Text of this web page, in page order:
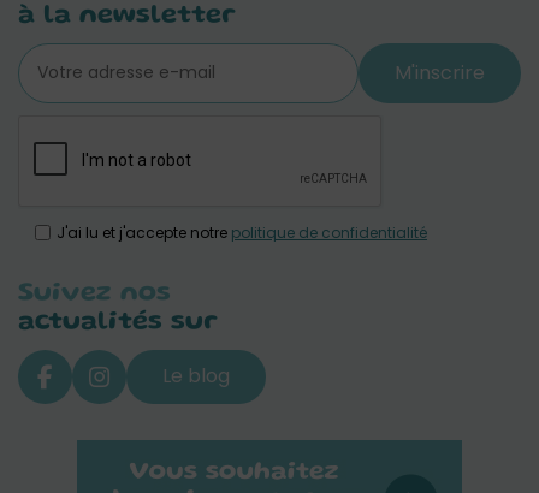
à la newsletter
M'inscrire
J'ai lu et j'accepte notre politique de confidentialité
Suivez nos
actualités sur
Le blog